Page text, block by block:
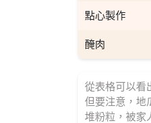
點心製作
醃肉
從表格可以看
但要注意，地
堆粉粒，被家